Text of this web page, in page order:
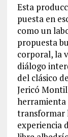
Esta
puesta en
como un
propuesta
corporal, la
diálogo
del clásico
Jericó
transformar
experiencia